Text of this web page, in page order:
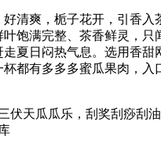
清爽，栀子花开，引香入
饱满完整、茶香鲜灵，只
走夏日闷热气息。选用香甜
都有多多多蜜瓜果肉，入